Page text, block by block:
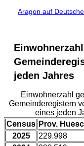
Aragon auf Deutsche
jeden Jahres
Einwohnerzahl
Gemeinderegistern
eines jeden
Census Prov.
2025
229.998